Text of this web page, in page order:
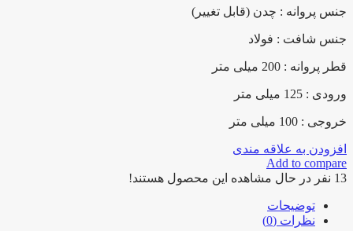
عدد
جنس پروانه : چدن (قابل تغییر)
جنس شافت : فولاد
قطر پروانه : 200 میلی متر
ورودی : 125 میلی متر
خروجی : 100 میلی متر
افزودن به علاقه مندی
Add to compare
13 نفر در حال مشاهده این محصول هستند!
توضیحات
نظرات (0)